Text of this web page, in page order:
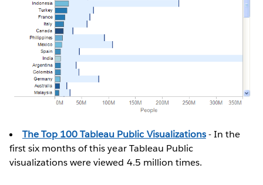
The Top 100 Tableau Public Visualizations- In the
first six months of this year Tableau Public
visualizations were viewed 4.5 million times.